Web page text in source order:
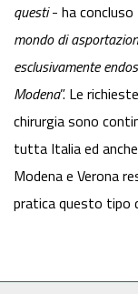
questi- ha concluso
mondo di
esclusivamente
Modena”. Le
chirurgia sono
tutta Italia ed
Modena e Verona
pratica questo tipo